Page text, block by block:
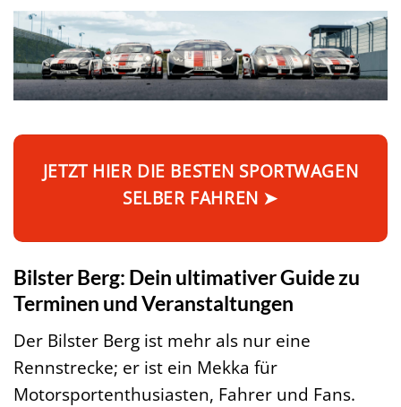
JETZT HIER DIE BESTEN SPORTWAGEN
SELBER FAHREN ➤
Bilster Berg: Dein ultimativer Guide zu
Terminen und Veranstaltungen
Der Bilster Berg ist mehr als nur eine
Rennstrecke; er ist ein Mekka für
Motorsportenthusiasten, Fahrer und Fans.